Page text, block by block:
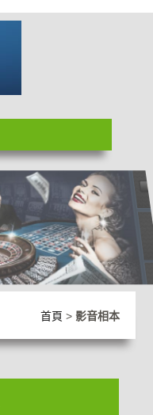
首頁 > 影音相本